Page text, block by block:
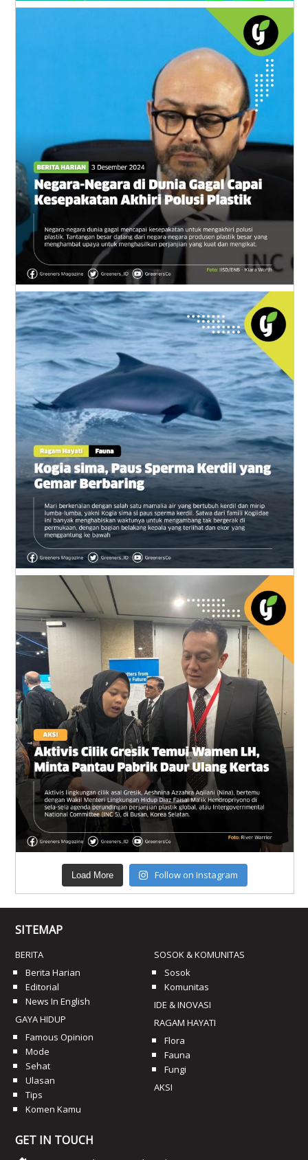
Load More Follow on Instagram
SITEMAP
BERITA
Berita Harian
Editorial
News In English
GAYA HIDUP
Famous Opinion
Mode
Sehat
Ulasan
Tips
Komen Kamu
SOSOK & KOMUNITAS
Sosok
Komunitas
IDE & INOVASI
RAGAM HAYATI
Flora
Fauna
Fungi
AKSI
GET IN TOUCH